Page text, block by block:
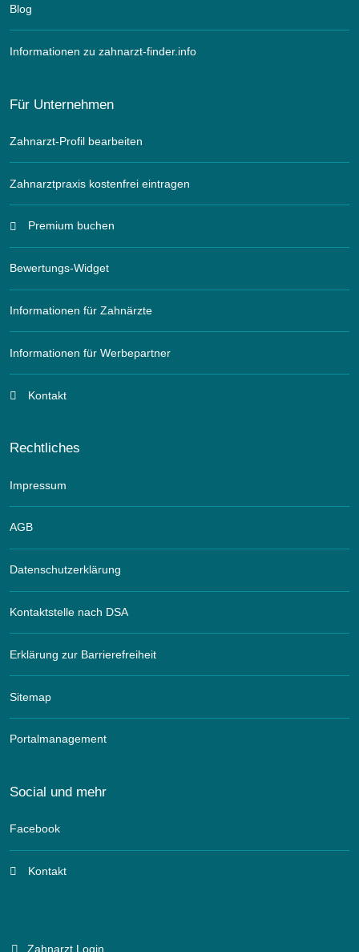
Blog
Informationen zu zahnarzt-finder.info
Für Unternehmen
Zahnarzt-Profil bearbeiten
Zahnarztpraxis kostenfrei eintragen
Premium buchen
Bewertungs-Widget
Informationen für Zahnärzte
Informationen für Werbepartner
Kontakt
Rechtliches
Impressum
AGB
Datenschutzerklärung
Kontaktstelle nach DSA
Erklärung zur Barrierefreiheit
Sitemap
Portalmanagement
Social und mehr
Facebook
Kontakt
Zahnarzt Login